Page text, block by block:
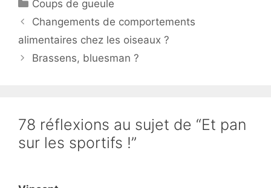
Coups de gueule
Changements de comportements
alimentaires chez les oiseaux ?
Brassens, bluesman ?
78 réflexions au sujet de “Et pan
sur les sportifs !”